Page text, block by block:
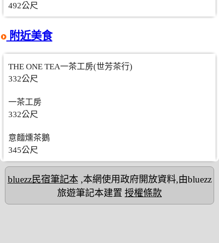
492公尺
附近美食
THE ONE TEA一茶工房(世芳茶行)
332公尺
一茶工房
332公尺
意麵燻茶鵝
345公尺
bluezz民宿筆記本,本網使用政府開放資料,由bluezz
旅遊筆記本建置 授權條款